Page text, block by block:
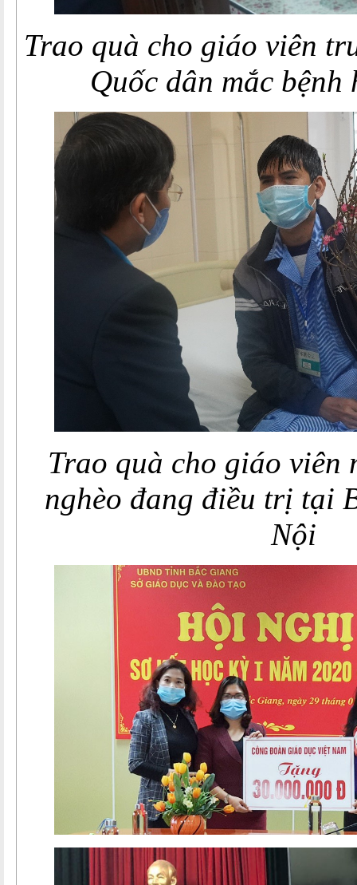
Trao quà cho giáo viên
Quốc dân mắc bệnh
Trao quà cho giáo viên
nghèo đang điều trị tại
Nội